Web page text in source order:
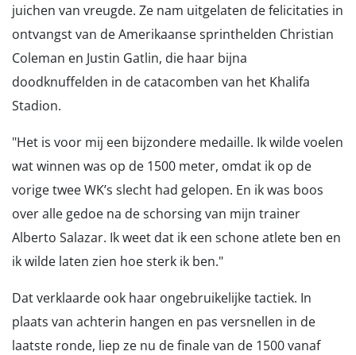
juichen van vreugde. Ze nam uitgelaten de felicitaties in
ontvangst van de Amerikaanse sprinthelden Christian
Coleman en Justin Gatlin, die haar bijna
doodknuffelden in de catacomben van het Khalifa
Stadion.
"Het is voor mij een bijzondere medaille. Ik wilde voelen
wat winnen was op de 1500 meter, omdat ik op de
vorige twee WK’s slecht had gelopen. En ik was boos
over alle gedoe na de schorsing van mijn trainer
Alberto Salazar. Ik weet dat ik een schone atlete ben en
ik wilde laten zien hoe sterk ik ben."
Dat verklaarde ook haar ongebruikelijke tactiek. In
plaats van achterin hangen en pas versnellen in de
laatste ronde, liep ze nu de finale van de 1500 vanaf